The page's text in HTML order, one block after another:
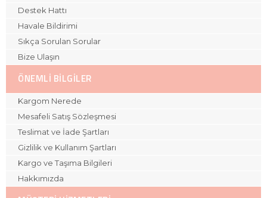
Destek Hattı
Havale Bildirimi
Sıkça Sorulan Sorular
Bize Ulaşın
ÖNEMLI BILGILER
Kargom Nerede
Mesafeli Satış Sözleşmesi
Teslimat ve İade Şartları
Gizlilik ve Kullanım Şartları
Kargo ve Taşıma Bilgileri
Hakkımızda